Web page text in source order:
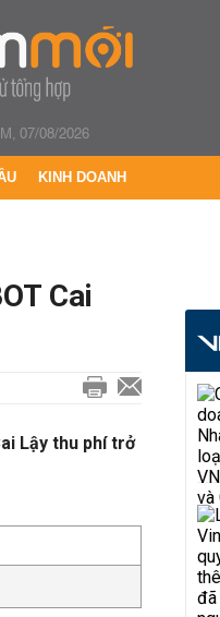
07/08/2026
KINH DOANH
Cai
Lậy thu phí trở